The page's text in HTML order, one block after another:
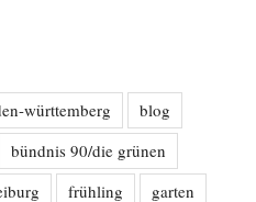
württemberg
blog
bündnis 90/die grünen
frühling
garten